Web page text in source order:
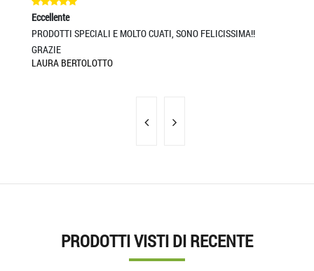
Eccellente
PRODOTTI SPECIALI E MOLTO CUATI, SONO FELICISSIMA!!
GRAZIE
LAURA BERTOLOTTO
PRODOTTI VISTI DI RECENTE